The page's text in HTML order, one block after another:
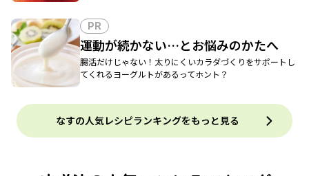
PR
運動が続かない…とお悩みのかたへ
腸活だけじゃない！太りにくいカラダづくりをサポートし
てくれるヨーグルトがあるってホント？
なすの人気レシピランキングをもっと見る